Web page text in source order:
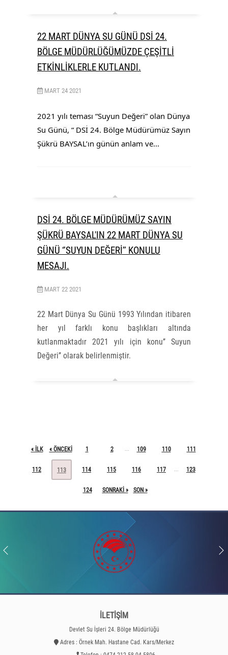
22 MART DÜNYA SU GÜNÜ DSİ 24.
BÖLGE MÜDÜRLÜĞÜMÜZDE ÇEŞİTLİ
ETKİNLİKLERLE KUTLANDI.
MART 24 2021
2021 yılı teması “Suyun Değeri” olan Dünya
Su Günü, “ DSİ 24. Bölge Müdürümüz Sayın
Şükrü BAYSAL’ın günün anlam ve...
DSİ 24. BÖLGE MÜDÜRÜMÜZ SAYIN
ŞÜKRÜ BAYSAL'IN 22 MART DÜNYA SU
GÜNÜ ‘’SUYUN DEĞERİ’’ KONULU
MESAJI.
MART 22 2021
22 Mart Dünya Su Günü 1993 Yılından itibaren
her yıl farklı konu başlıkları altında
kutlanmaktadır 2021 yılı için konu’’ Suyun
Değeri’’ olarak belirlenmiştir.
« ILK « ÖNCEKI 1 2 109 110 111
112 113 114 115 116 117 123
124 SONRAKI » SON »
İLETİŞİM
Devlet Su İşleri 24. Bölge Müdürlüğü
Adres : Örnek Mah. Hastane Cad. Kars/Merkez